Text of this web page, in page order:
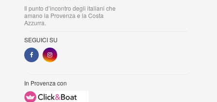
Il punto d’incontro degli italiani che
amano la Provenza e la Costa
Azzurra.
SEGUICI SU
In Provenza con